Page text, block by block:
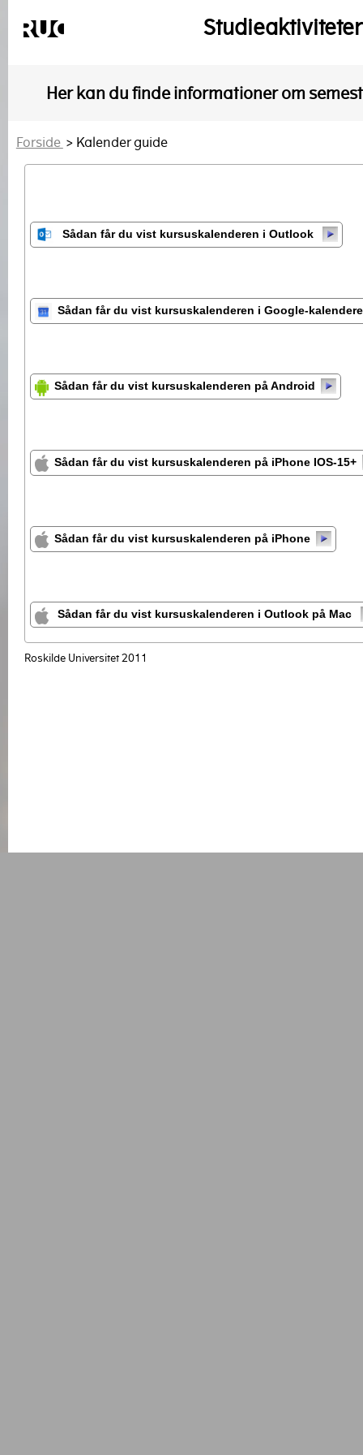
Her kan du finde informationer om
Forside > Kalender guide
Sådan får du vist kursuskalenderen i Outlook
Sådan får du vist kursuskalenderen i Google-
Sådan får du vist kursuskalenderen på Android
Sådan får du vist kursuskalenderen på iPhone IOS-15+
Sådan får du vist kursuskalenderen på iPhone
Sådan får du vist kursuskalenderen i Outlook på Mac
Roskilde Universitet 2011